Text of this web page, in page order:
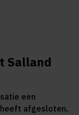
Salland
een
afgesloten,